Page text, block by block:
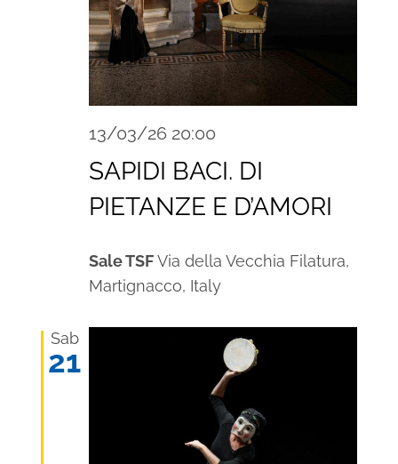
13/03/26 20:00
SAPIDI BACI. DI
PIETANZE E D’AMORI
Sale TSFVia della Vecchia Filatura,
Martignacco, Italy
Sab
21